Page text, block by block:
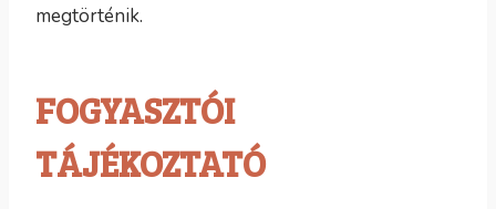
megtörténik.
FOGYASZTÓI
TÁJÉKOZTATÓ